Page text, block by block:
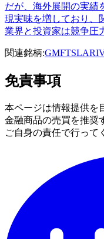
だが、海外展開の実績
現実味を増しており、
業界と投資家は競争圧
関連銘柄:GMFTSLA
免責事項
本ページは情報提供を
金融商品の売買を推奨
ご自身の責任で行って